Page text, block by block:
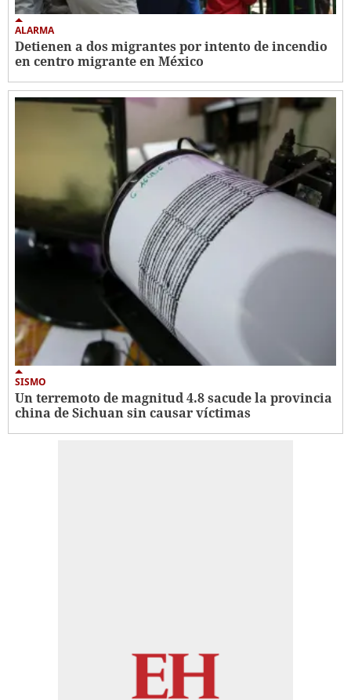
ALARMA
Detienen a dos migrantes por intento de incendio
en centro migrante en México
SISMO
Un terremoto de magnitud 4.8 sacude la provincia
china de Sichuan sin causar víctimas